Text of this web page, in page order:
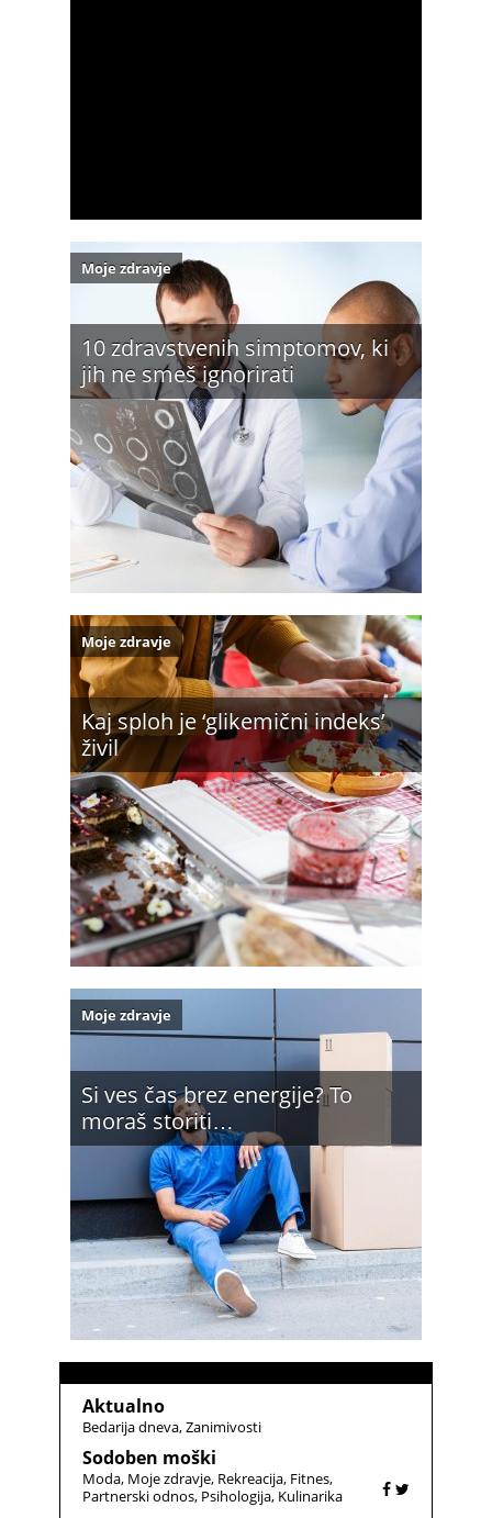
10 zdravstvenih simptomov, ki
jih ne smeš ignorirati
Moje zdravje
Kaj sploh je ‘glikemični indeks’
živil
Moje zdravje
Si ves čas brez energije? To
moraš storiti…
Moje zdravje
Aktualno
Bedarija dneva Zanimivosti
Sodoben moški
Moda Moje zdravje Rekreacija Fitnes
Partnerski odnos Psihologija Kulinarika